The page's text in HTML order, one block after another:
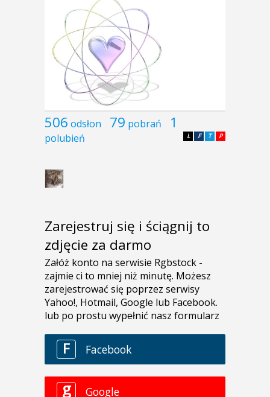
506 odsłon 79 pobrań 1
polubień P
T
F
L
Zarejestruj się i ściągnij to
zdjęcie za darmo